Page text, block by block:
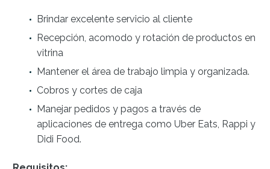
Brindar excelente servicio al cliente
Recepción, acomodo y rotación de productos en
vitrina
Mantener el área de trabajo limpia y organizada.
Cobros y cortes de caja
Manejar pedidos y pagos a través de
aplicaciones de entrega como Uber Eats, Rappi y
Didi Food.